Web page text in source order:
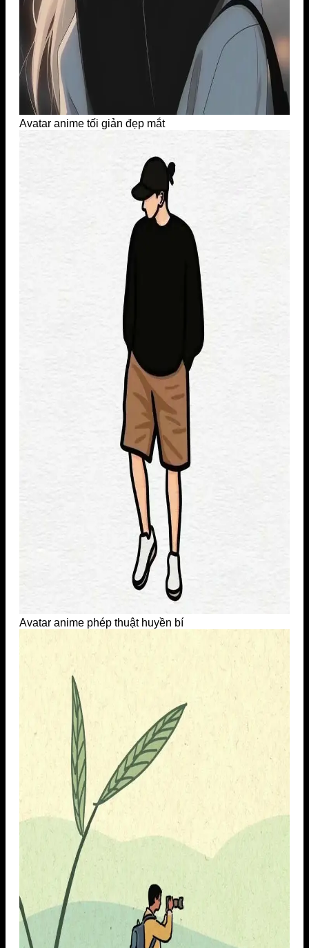
Avatar anime tối giản đẹp mắt
Avatar anime phép thuật huyền bí